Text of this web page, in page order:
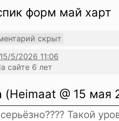
форм май харт
скрыт
сайте 6 лет
(Heimaat @ 15 мая
Такой